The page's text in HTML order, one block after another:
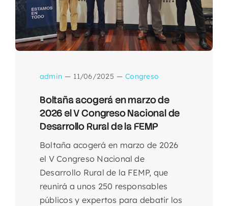
Alojamientos
Contactar
admin — 11/06/2025 — Congreso
Boltaña acogerá en marzo de
2026 el V Congreso Nacional de
Desarrollo Rural de la FEMP
Boltaña acogerá en marzo de 2026
el V Congreso Nacional de
Desarrollo Rural de la FEMP, que
reunirá a unos 250 responsables
públicos y expertos para debatir los